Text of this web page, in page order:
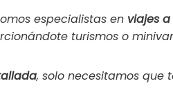
especialistas en viajes
turismos o
, solo necesitamos que